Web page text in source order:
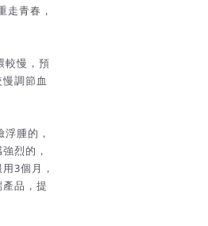
走青春，
較慢，預
調節血
腫的，
烈的，
3個月，
品，提